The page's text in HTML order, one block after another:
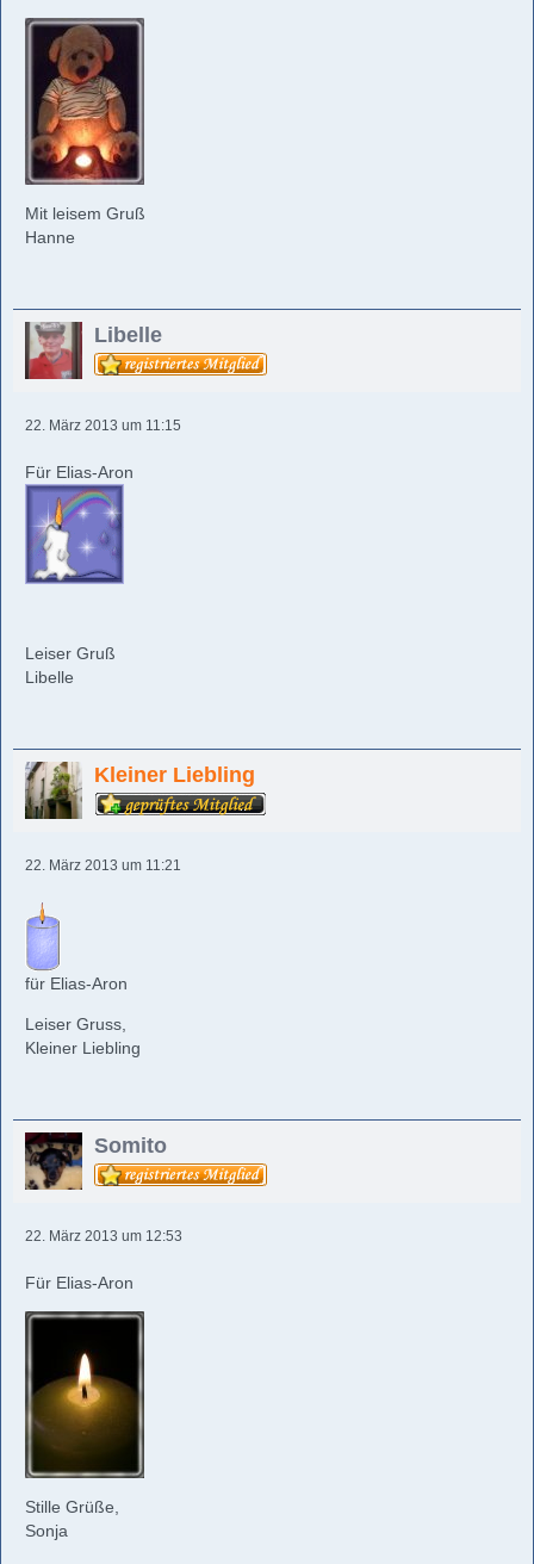
Mit leisem Gruß
Hanne
Libelle
22. März 2013 um 11:15
Für Elias-Aron
Leiser Gruß
Libelle
Kleiner Liebling
22. März 2013 um 11:21
für Elias-Aron
Leiser Gruss,
Kleiner Liebling
Somito
22. März 2013 um 12:53
Für Elias-Aron
Stille Grüße,
Sonja